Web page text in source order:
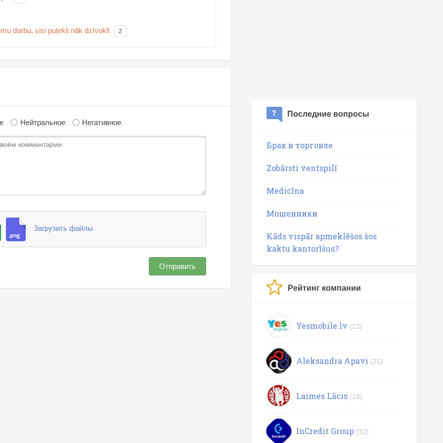
darbu, visi putekļi nāk dzīvoklī 2
Нейтральное Негативное
Загрузить файлы
Отправить
Последние вопросы
Брак в торговле
Zobārsti ventspilī
Medicīna
Мошенники
Kāds vispār apmeklēšos šos
kaktu kantorīšus?
Рейтинг компании
Yesmobile.lv (23)
Aleksandra Apavi (25)
Laimes Lācis (10)
InCredit Group (32)